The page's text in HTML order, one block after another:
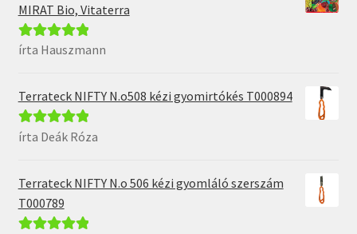
MIRAT Bio, Vitaterra
Értékelés:5/
írta Hauszmann
Terrateck NIFTY N.o508 kézi gyomirtókés T000894
Értékelés: 5/
írta Deák Róza
Terrateck NIFTY N.o 506 kézi gyomláló szerszám
T000789